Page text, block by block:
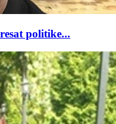
politike...